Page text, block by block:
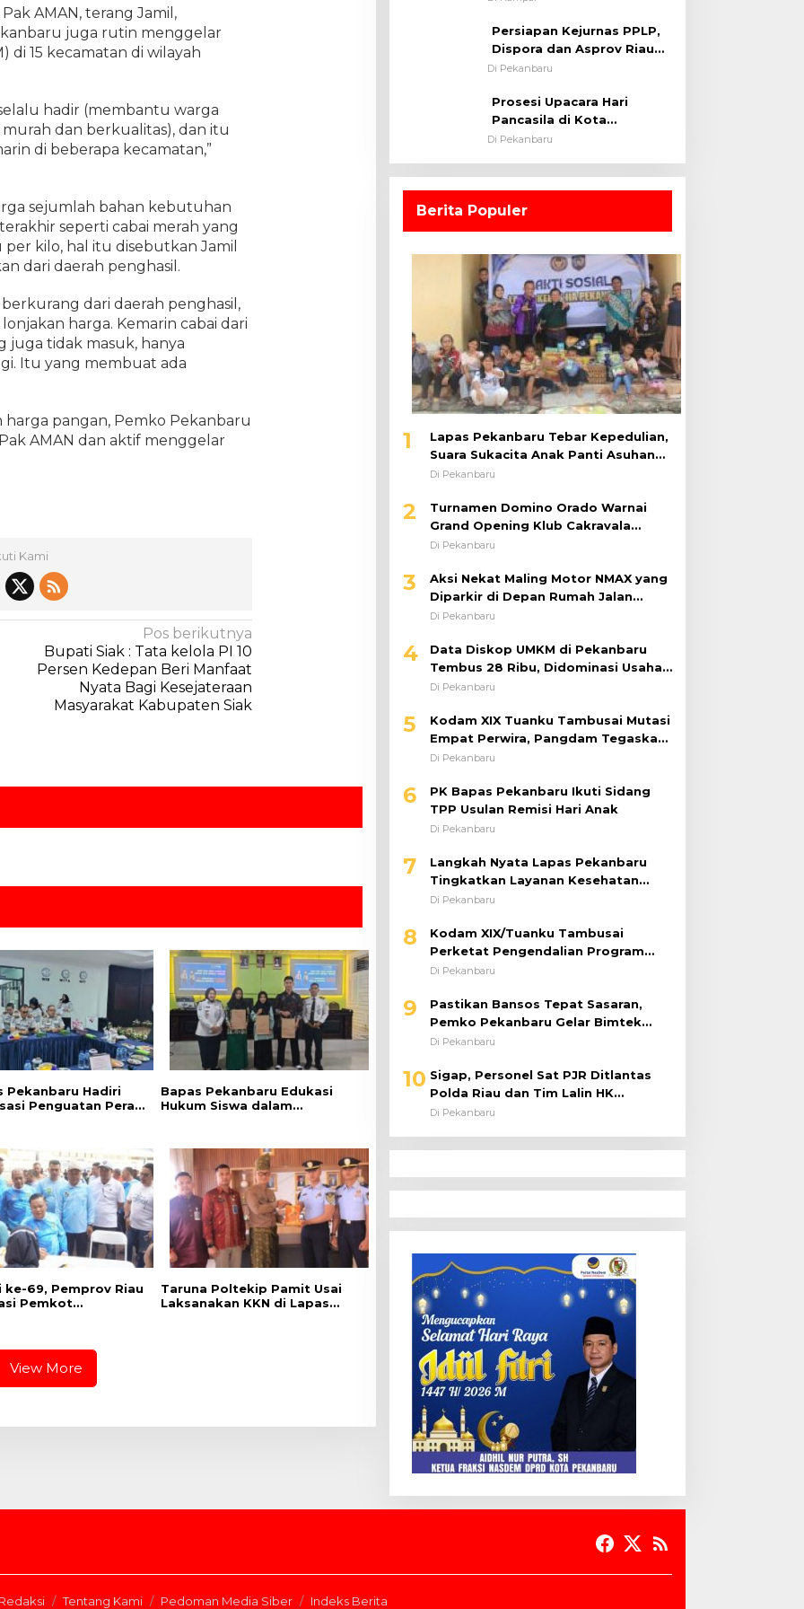
AMAN, terang Jamil,
juga rutin menggelar
di 15 kecamatan di wilayah
hadir (membantu warga
dan berkualitas), dan itu
di beberapa kecamatan,”
sejumlah bahan kebutuhan
seperti cabai merah yang
kilo, hal itu disebutkan Jamil
dari daerah penghasil.
dari daerah penghasil,
harga. Kemarin cabai dari
juga tidak masuk, hanya
Itu yang membuat ada
pangan, Pemko Pekanbaru
AMAN dan aktif menggelar
Kami
Pos berikutnya
Bupati Siak : Tata kelola PI 10
Persen Kedepan Beri Manfaat
Nyata Bagi Kesejateraan
Masyarakat Kabupaten Siak
Pekanbaru Hadiri
Penguatan Peran
Bapas Pekanbaru Edukasi
Hukum Siswa dalam
ke-69, Pemprov Riau
Pemkot
Taruna Poltekip Pamit Usai
Laksanakan KKN di Lapas
View More
Persiapan Kejurnas PPLP,
Dispora dan Asprov Riau
Tinjau Kelayakan Rumput
Di Pekanbaru
Prosesi Upacara Hari
Pancasila di Kota
Pekanbaru Tetap Khidmat
Di Pekanbaru
Berita Populer
1
Lapas Pekanbaru Tebar Kepedulian,
Suara Sukacita Anak Panti Asuhan
Kemuliaan Iringi Bantuan Sosial
Di Pekanbaru
2
Turnamen Domino Orado Warnai
Grand Opening Klub Cakravala
Pekanbaru
Di Pekanbaru
3
Aksi Nekat Maling Motor NMAX yang
Diparkir di Depan Rumah Jalan
Tiung Raib Dicuri : Korban Minta
Di Pekanbaru
4
Data Diskop UMKM di Pekanbaru
Tembus 28 Ribu, Didominasi Usaha
Kuliner
Di Pekanbaru
5
Kodam XIX Tuanku Tambusai Mutasi
Empat Perwira, Pangdam Tegaskan
Regenerasi untuk Perkuat Kinerja
Di Pekanbaru
6
PK Bapas Pekanbaru Ikuti Sidang
TPP Usulan Remisi Hari Anak
Di Pekanbaru
7
Langkah Nyata Lapas Pekanbaru
Tingkatkan Layanan Kesehatan
Melalui Program Prolanis
Di Pekanbaru
8
Kodam XIX/Tuanku Tambusai
Perketat Pengendalian Program
dan Anggaran 2026, Pastikan
Di Pekanbaru
9
Pastikan Bansos Tepat Sasaran,
Pemko Pekanbaru Gelar Bimtek
DTSEN Bagi Operator Puskessos
Di Pekanbaru
10 Sigap, Personel Sat PJR Ditlantas
Polda Riau dan Tim Lalin HK
Berjibaku Selamatkan Korban
Di Pekanbaru
Redaksi Tentang Kami Pedoman Media Siber Indeks Berita